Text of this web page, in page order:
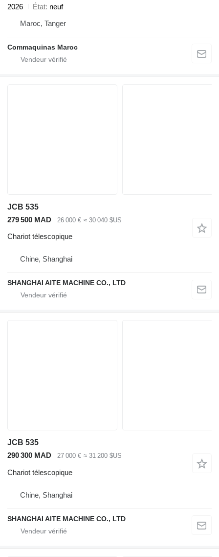
2026 État neuf
Maroc, Tanger
Commaquinas Maroc
JCB 535
279 500 MAD
26 000 € ≈ 30 040 $US
Chariot télescopique
Chine, Shanghai
SHANGHAI AITE MACHINE CO., LTD
JCB 535
290 300 MAD
27 000 € ≈ 31 200 $US
Chariot télescopique
Chine, Shanghai
SHANGHAI AITE MACHINE CO., LTD